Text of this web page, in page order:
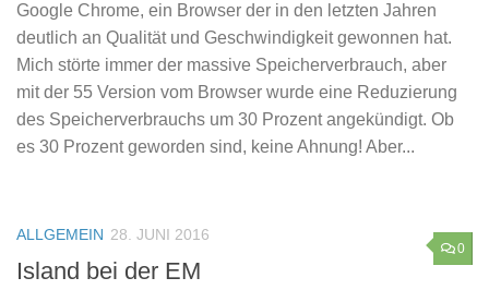
Google Chrome, ein Browser der in den letzten Jahren
deutlich an Qualität und Geschwindigkeit gewonnen hat.
Mich störte immer der massive Speicherverbrauch, aber
mit der 55 Version vom Browser wurde eine Reduzierung
des Speicherverbrauchs um 30 Prozent angekündigt. Ob
es 30 Prozent geworden sind, keine Ahnung! Aber...
0
ALLGEMEIN 28. JUNI 2016
Island bei der EM